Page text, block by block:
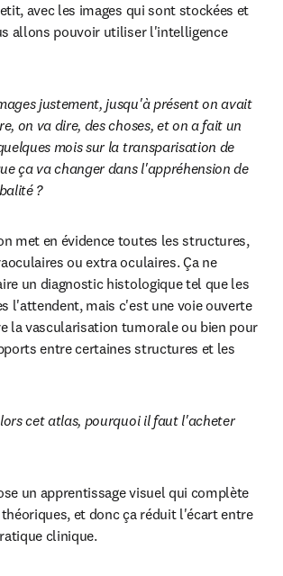
avec les images qui sont stockées et
allons pouvoir utiliser l'intelligence
justement, jusqu'à présent on avait
on va dire, des choses, et on a fait un
mois sur la transparisation de
ça va changer dans l'appréhension de
?
met en évidence toutes les structures,
ou extra oculaires. Ça ne
un diagnostic histologique tel que les
l'attendent, mais c'est une voie ouverte
la vascularisation tumorale ou bien pour
entre certaines structures et les
cet atlas, pourquoi il faut l'acheter
un apprentissage visuel qui complète
et donc ça réduit l'écart entre
clinique.